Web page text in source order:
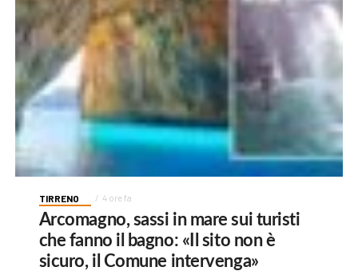
TIRRENO 4 ore fa
Arcomagno, sassi in mare sui turisti
che fanno il bagno: «Il sito non è
sicuro, il Comune intervenga»